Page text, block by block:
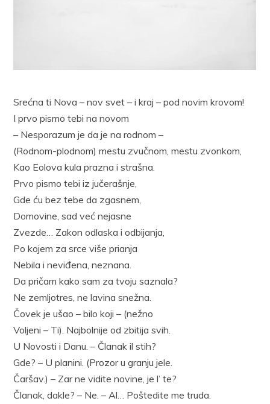
Srećna ti Nova – nov svet – i kraj – pod novim krovom!
I prvo pismo tebi na novom
– Nesporazum je da je na rodnom –
(Rodnom-plodnom) mestu zvučnom, mestu zvonkom,
Kao Eolova kula prazna i strašna.
Prvo pismo tebi iz jučerašnje,
Gde ću bez tebe da zgasnem,
Domovine, sad već nejasne
Zvezde… Zakon odlaska i odbijanja,
Po kojem za srce više prianja
Nebila i neviđena, neznana.
Da pričam kako sam za tvoju saznala?
Ne zemljotres, ne lavina snežna.
Čovek je ušao – bilo koji – (nežno
Voljeni – Ti). Najbolnije od zbitija svih.
U Novosti i Danu. – Članak il stih?
Gde? – U planini. (Prozor u granju jele.
Čaršav.) – Zar ne vidite novine, je l’ te?
Članak, dakle? – Ne. – Al… Poštedite me truda.